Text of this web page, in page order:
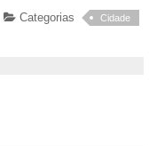
Categorias Cidade